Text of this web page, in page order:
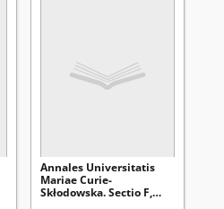
Annales Universitatis
Mariae Curie-
Skłodowska. Sectio F,